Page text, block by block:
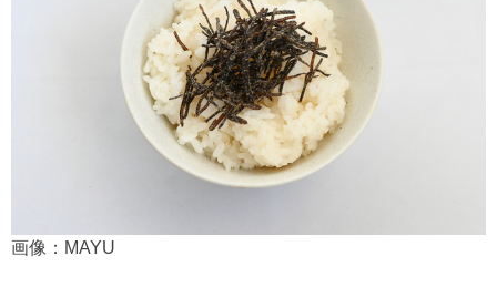
画像：MAYU